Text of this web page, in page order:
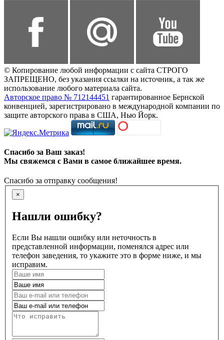
© Копирование любой информации с сайта СТРОГО
ЗАПРЕЩЕНО, без указания ссылки на источник, а так же
использование любого материала сайта.
Авторское право № 712144451 гарантированное Бернской
конвенцией, зарегистрировано в международной компании по
защите авторского права в США, Нью Йорк.
Спасибо за Ваш заказ!
Мы свяжемся с Вами в самое ближайшее время.
Спасибо за отправку сообщения!
×
Нашли ошибку?
Если Вы нашли ошибку или неточность в
представленной информации, поменялся адрес или
телефон заведения, то укажите это в форме ниже, и мы
исправим.